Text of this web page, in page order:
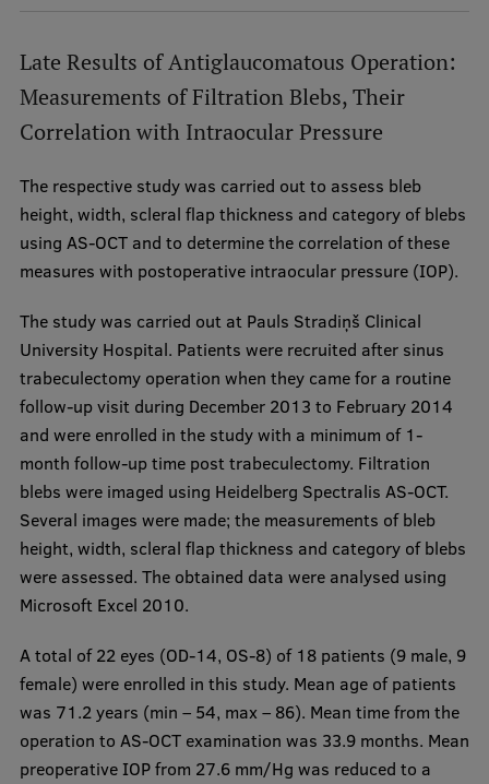
Late Results of Antiglaucomatous Operation:
Measurements of Filtration Blebs, Their
Correlation with Intraocular Pressure
The respective study was carried out to assess bleb
height, width, scleral flap thickness and category of blebs
using AS-OCT and to determine the correlation of these
measures with postoperative intraocular pressure (IOP).
The study was carried out at Pauls Stradiņš Clinical
University Hospital. Patients were recruited after sinus
trabeculectomy operation when they came for a routine
follow-up visit during December 2013 to February 2014
and were enrolled in the study with a minimum of 1-
month follow-up time post trabeculectomy. Filtration
blebs were imaged using Heidelberg Spectralis AS-OCT.
Several images were made; the measurements of bleb
height, width, scleral flap thickness and category of blebs
were assessed. The obtained data were analysed using
Microsoft Excel 2010.
A total of 22 eyes (OD-14, OS-8) of 18 patients (9 male, 9
female) were enrolled in this study. Mean age of patients
was 71.2 years (min – 54, max – 86). Mean time from the
operation to AS-OCT examination was 33.9 months. Mean
preoperative IOP from 27.6 mm/Hg was reduced to a